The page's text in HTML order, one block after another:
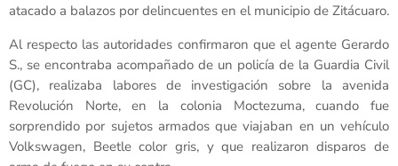
atacado a balazos por delincuentes en el municipio de Zitácuaro.
Al respecto las autoridades confirmaron que el agente Gerardo
S., se encontraba acompañado de un policía de la Guardia Civil
(GC), realizaba labores de investigación sobre la avenida
Revolución Norte, en la colonia Moctezuma, cuando fue
sorprendido por sujetos armados que viajaban en un vehículo
Volkswagen, Beetle color gris, y que realizaron disparos de